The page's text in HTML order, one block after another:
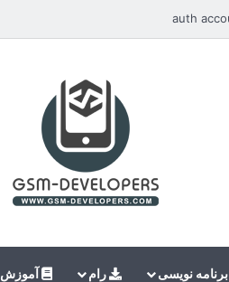
برنامه نویسی رام آموزش